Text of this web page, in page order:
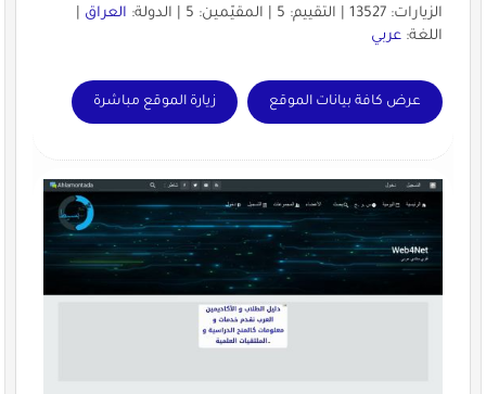
الزيارات: 13527 | التقييم: 5 | المقيّمين: 5 | الدولة:
العراق|
اللغة: عربي
عرض كافة بيانات الموقع زيارة الموقع مباشرة